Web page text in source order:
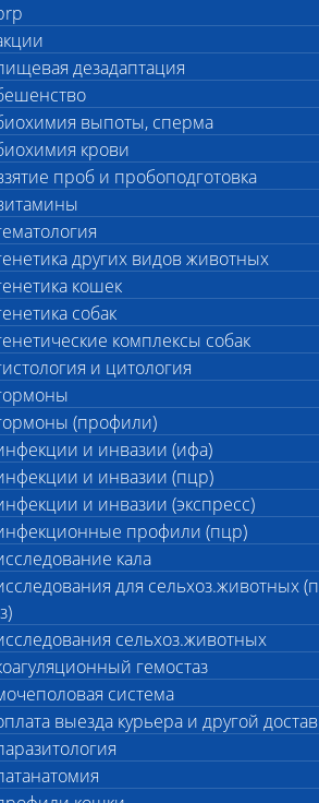
дезадаптация
выпоты, сперма
крови
проб и пробоподготовка
других видов животных
кошек
собак
комплексы собак
и цитология
(профили)
и инвазии (ифа)
и инвазии (пцр)
и инвазии (экспресс)
профили (пцр)
кала
для сельхоз.животных
сельхоз.животных
гемостаз
система
выезда курьера и другой
услуг
190p (Время исполнения24
220p (Время исполнения1
фосфатов в
функцией
активностью витамина
в ЖКТ, функцией почек,
и питанием.
необходимо в комплексе с
фосфатазой.
к исследованию
животных необходимо
минимальный период голода -
пород собак, кошек) и 10
и крупных пород собак).
диета для травоядных не
анализами не рекомендуется
комбикорма и зерновые
к биоматериалу
с белой или красной